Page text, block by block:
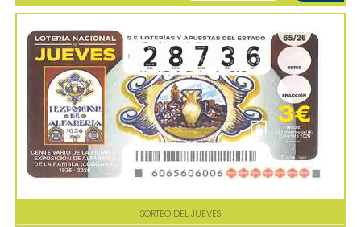
SORTEO DEL JUEVES